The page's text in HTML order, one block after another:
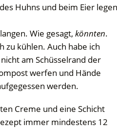
Huhns und beim Eier legen
Wie gesagt, könnten.
zu kühlen. Auch habe ich
am Schüsselrand der
werfen und Hände
werden.
Creme und eine Schicht
immer mindestens 12